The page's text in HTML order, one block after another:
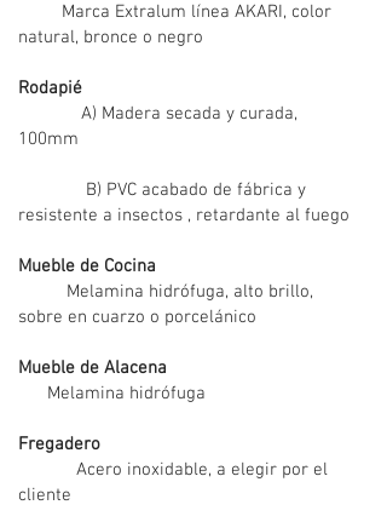
Marca Extralum línea AKARI, color
natural, bronce o negro
Rodapié
A) Madera secada y curada,
100mm
B) PVC acabado de fábrica y
resistente a insectos , retardante al fuego
Mueble de Cocina
Melamina hidrófuga, alto brillo,
sobre en cuarzo o porcelánico
Mueble de Alacena
Melamina hidrófuga
Fregadero
Acero inoxidable, a elegir por el
cliente